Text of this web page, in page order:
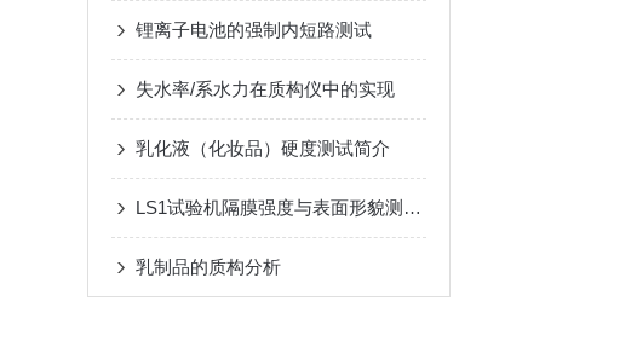
锂离子电池的强制内短路测试
失水率/系水力在质构仪中的实现
乳化液（化妆品）硬度测试简介
LS1试验机隔膜强度与表面形貌测试介绍
乳制品的质构分析